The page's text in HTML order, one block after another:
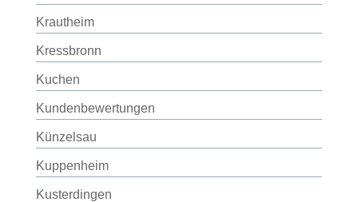
Krautheim
Kressbronn
Kuchen
Kundenbewertungen
Künzelsau
Kuppenheim
Kusterdingen